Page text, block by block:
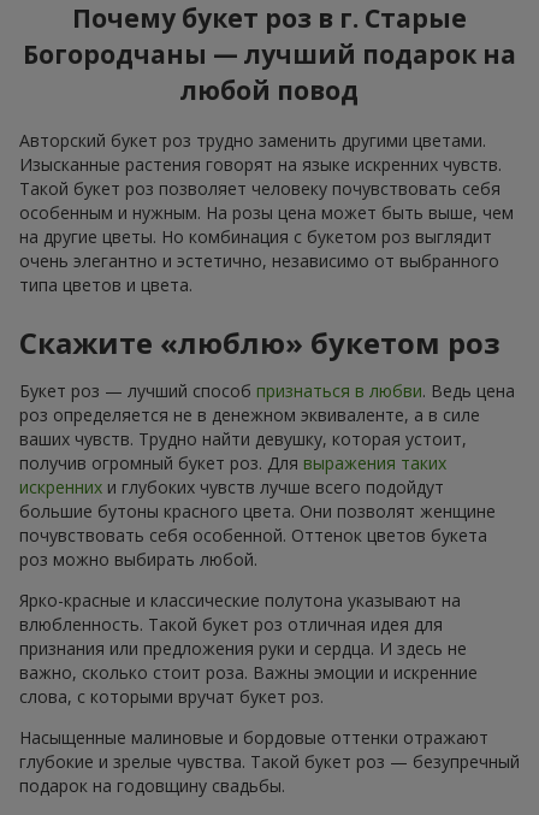
Почему букет роз в г. Старые
Богородчаны — лучший подарок на
любой повод
Авторский букет роз трудно заменить другими цветами.
Изысканные растения говорят на языке искренних чувств.
Такой букет роз позволяет человеку почувствовать себя
особенным и нужным. На розы цена может быть выше, чем
на другие цветы. Но комбинация с букетом роз выглядит
очень элегантно и эстетично, независимо от выбранного
типа цветов и цвета.
Скажите «люблю» букетом роз
Букет роз — лучший способ признаться в любви. Ведь цена
роз определяется не в денежном эквиваленте, а в силе
ваших чувств. Трудно найти девушку, которая устоит,
получив огромный букет роз. Для выражения таких
искренних и глубоких чувств лучше всего подойдут
большие бутоны красного цвета. Они позволят женщине
почувствовать себя особенной. Оттенок цветов букета
роз можно выбирать любой.
Ярко-красные и классические полутона указывают на
влюбленность. Такой букет роз отличная идея для
признания или предложения руки и сердца. И здесь не
важно, сколько стоит роза. Важны эмоции и искренние
слова, с которыми вручат букет роз.
Насыщенные малиновые и бордовые оттенки отражают
глубокие и зрелые чувства. Такой букет роз — безупречный
подарок на годовщину свадьбы.